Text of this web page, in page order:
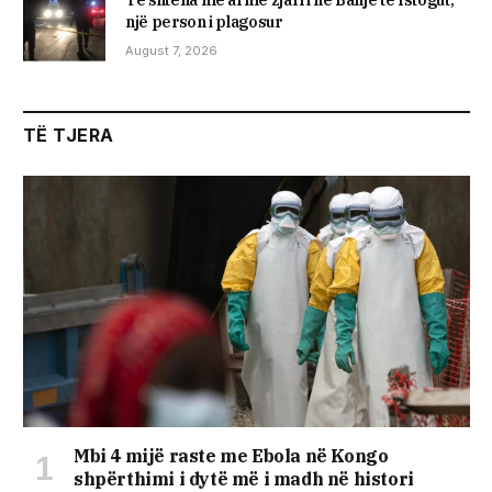
një person i plagosur
August 7, 2026
TË TJERA
Mbi 4 mijë raste me Ebola në Kongo
shpërthimi i dytë më i madh në histori